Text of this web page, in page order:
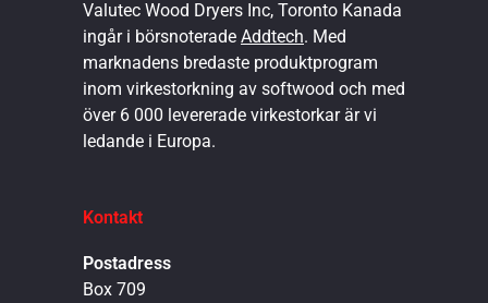
Valutec Wood Dryers Inc, Toronto Kanada
ingår i börsnoterade Addtech. Med
marknadens bredaste produktprogram
inom virkestorkning av softwood och med
över 6 000 levererade virkestorkar är vi
ledande i Europa.
Kontakt
Postadress
Box 709